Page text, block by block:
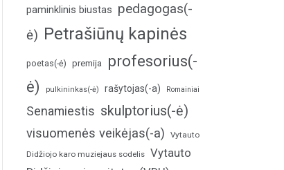
paminklinis biustas pedagogas(-
ė) Petrašiūnų kapinės
poetas(-ė) premija
profesorius(-
ė)
pulkininkas(-ė) rašytojas(-a) Romainiai
Senamiestis skulptorius(-ė)
visuomenės veikėjas(-a)
Vytauto
Didžiojo karo muziejaus sodelis Vytauto